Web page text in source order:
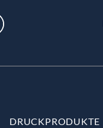
DRUCKPRODUKTE